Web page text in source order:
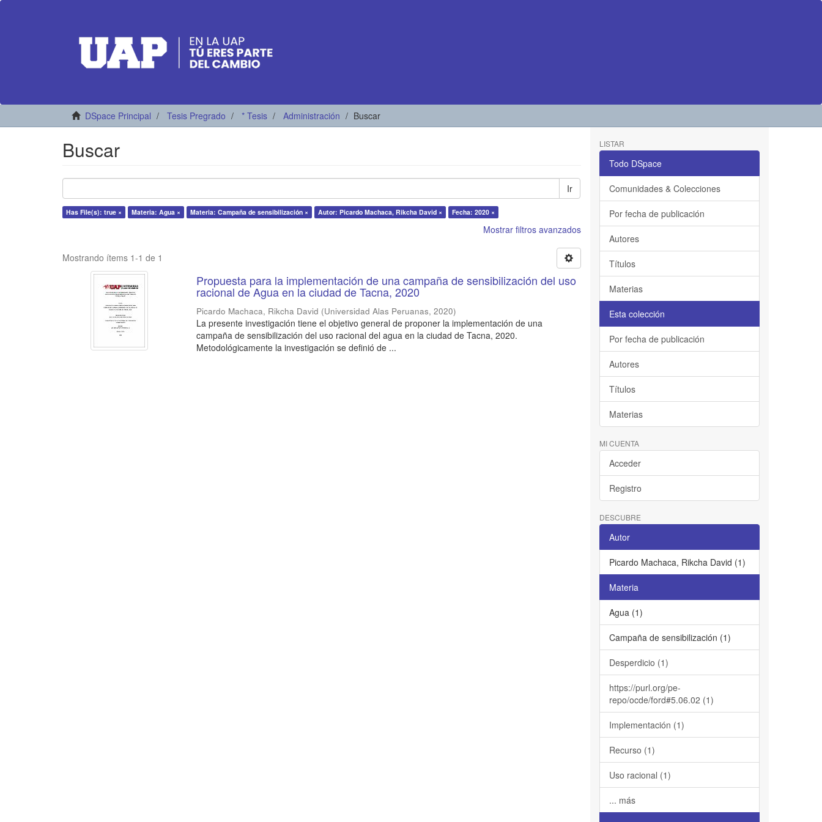
DSpace Principal Tesis Pregrado * Tesis Administración Buscar
Buscar
Ir
Has File(s): true × Materia: Agua × Materia: Campaña de sensibilización × Autor: Picardo Machaca, Rikcha David × Fecha: 2020 ×
Mostrar filtros avanzados
Mostrando ítems 1-1 de 1
Propuesta para la implementación de una campaña de sensibilización del uso
racional de Agua en la ciudad de Tacna, 2020
Picardo Machaca, Rikcha David (Universidad Alas Peruanas,2020)
La presente investigación tiene el objetivo general de proponer la implementación de una
campaña de sensibilización del uso racional del agua en la ciudad de Tacna, 2020.
Metodológicamente la investigación se definió de ...
LISTAR
Todo DSpace
Comunidades & Colecciones
Por fecha de publicación
Autores
Títulos
Materias
Esta colección
Por fecha de publicación
Autores
Títulos
Materias
MI CUENTA
Acceder
Registro
DESCUBRE
Autor
Picardo Machaca, Rikcha David (1)
Materia
Agua (1)
Campaña de sensibilización (1)
Desperdicio (1)
https://purl.org/pe-
repo/ocde/ford#5.06.02 (1)
Implementación (1)
Recurso (1)
Uso racional (1)
... más